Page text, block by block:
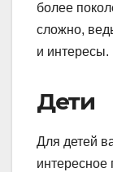
более
сложно,
и интересы.
Дети
Для детей
интересное